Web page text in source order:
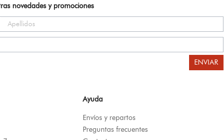
novedades y promociones
ENVIAR
Ayuda
Envíos y repartos
Preguntas frecuentes